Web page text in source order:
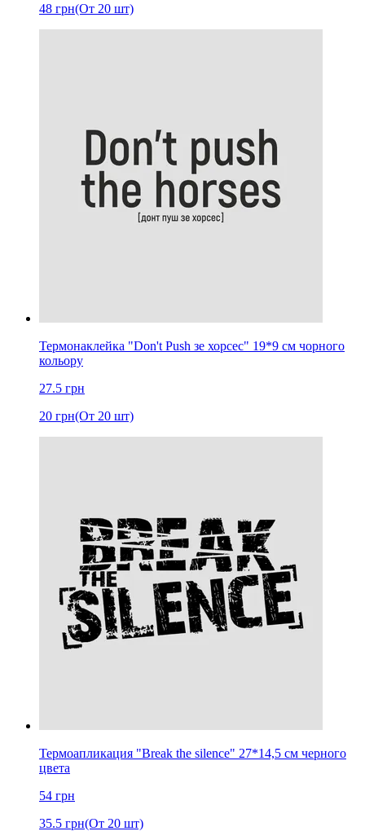
48 грн(От 20 шт)
Термонаклейка "Don't Push зе хорсес" 19*9 см чорного
кольору
27.5 грн
20 грн(От 20 шт)
Термоапликация "Break the silence" 27*14,5 см черного
цвета
54 грн
35.5 грн(От 20 шт)